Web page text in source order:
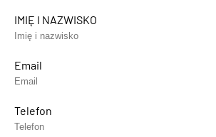
IMIĘ I NAZWISKO
Email
Telefon